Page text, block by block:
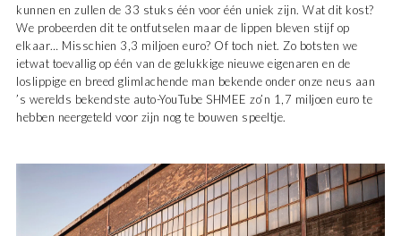
kunnen en zullen de 33 stuks één voor één uniek zijn. Wat dit kost?
We probeerden dit te ontfutselen maar de lippen bleven stijf op
elkaar… Misschien 3,3 miljoen euro? Of toch niet. Zo botsten we
ietwat toevallig op één van de gelukkige nieuwe eigenaren en de
loslippige en breed glimlachende man bekende onder onze neus aan
’s werelds bekendste auto-YouTube SHMEE zo’n 1,7 miljoen euro te
hebben neergeteld voor zijn nog te bouwen speeltje.